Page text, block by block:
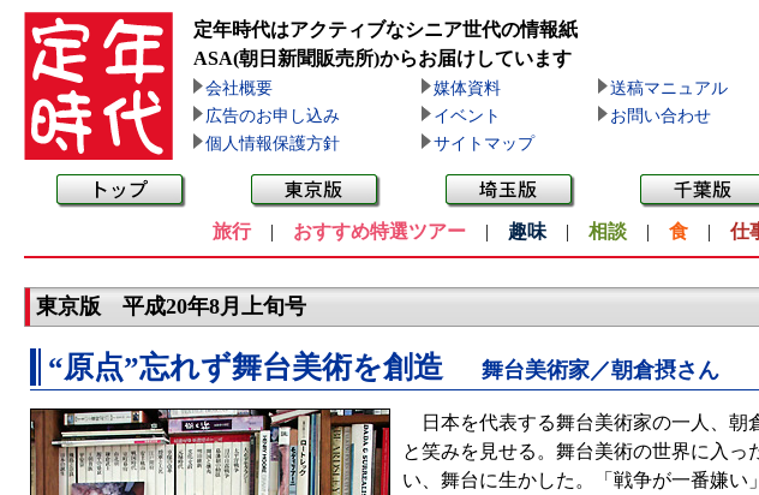
定年時代はアクティブなシニア世代の情報紙
ASA(朝日新聞販売所)からお届けしています
会社概要 媒体資料
送稿マニュアル
広告のお申し込み
イベント
お問い合わせ
個人情報保護方針
サイトマップ
旅行| おすすめ特選ツアー | 趣味 | 相談 | 食 | 仕
東京版 平成20年8月上旬号
“原点”忘れず舞台美術を創造 舞台美術家／朝倉摂さん
日本を代表する舞台美術家の一人、朝
と笑みを見せる。舞台美術の世界に入
い、舞台に生かした。「戦争が一番嫌